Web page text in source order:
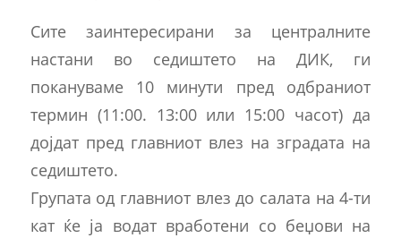
Сите заинтересирани за централните
настани во седиштето на ДИК, ги
покануваме 10 минути пред одбраниот
термин (11:00. 13:00 или 15:00 часот) да
дојдат пред главниот влез на зградата на
седиштето.
Групата од главниот влез до салата на 4-ти
кат ќе ја водат вработени со беџови на